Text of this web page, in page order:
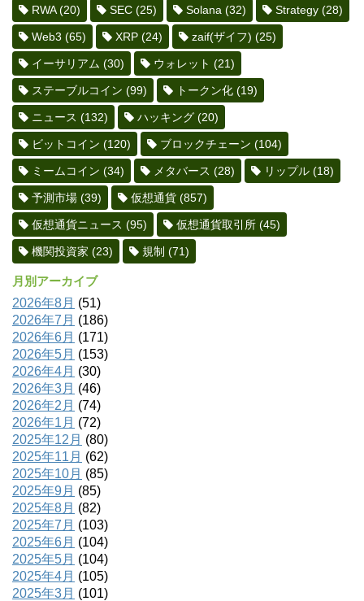
RWA(20) SEC (25) Solana (32) Strategy (28)
Web3 (65) XRP (24) zaif(ザイフ) (25)
イーサリアム (30) ウォレット (21)
ステーブルコイン (99) トークン化 (19)
ニュース (132) ハッキング (20)
ビットコイン (120) ブロックチェーン (104)
ミームコイン (34) メタバース (28) リップル (18)
予測市場 (39) 仮想通貨 (857)
仮想通貨ニュース (95) 仮想通貨取引所 (45)
機関投資家 (23) 規制 (71)
月別アーカイブ
2026年8月 (51)
2026年7月 (186)
2026年6月 (171)
2026年5月 (153)
2026年4月 (30)
2026年3月 (46)
2026年2月 (74)
2026年1月 (72)
2025年12月 (80)
2025年11月 (62)
2025年10月 (85)
2025年9月 (85)
2025年8月 (82)
2025年7月 (103)
2025年6月 (104)
2025年5月 (104)
2025年4月 (105)
2025年3月 (101)